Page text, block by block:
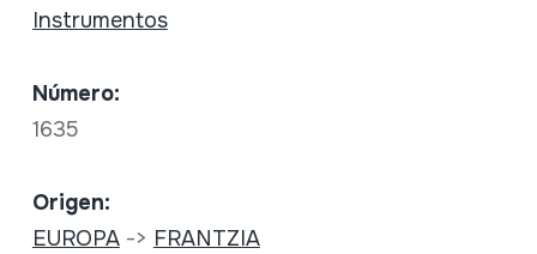
Instrumentos
Número:
1635
Origen:
EUROPA-> FRANTZIA